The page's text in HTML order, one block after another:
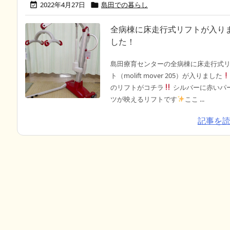
 2022年4月27日  島田での暮らし
全病棟に床走行式リフトが入り
した！
島田療育センターの全病棟に床走行式
ト（molift mover 205）が入りました
のリフトがコチラ
シルバーに赤いパ
ツが映えるリフトです
ここ ...
記事を